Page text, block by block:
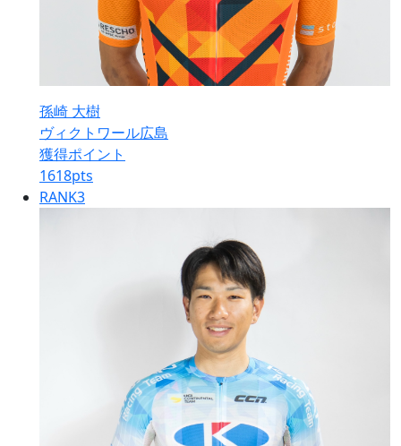
孫崎 大樹
ヴィクトワール広島
獲得ポイント
1618pts
RANK3